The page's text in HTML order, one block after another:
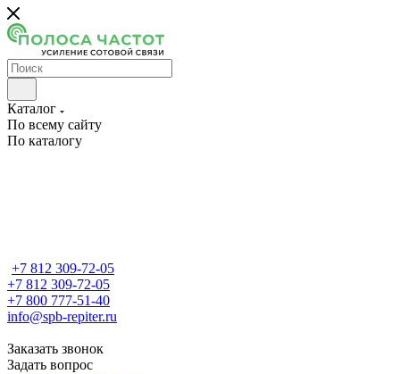
Каталог
По всему сайту
По каталогу
+7 812 309-72-05
+7 812 309-72-05
+7 800 777-51-40
info@spb-repiter.ru
Заказать звонок
Задать вопрос